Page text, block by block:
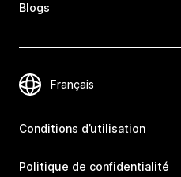
Blogs
Conditions d’utilisation
Politique de confidentialité